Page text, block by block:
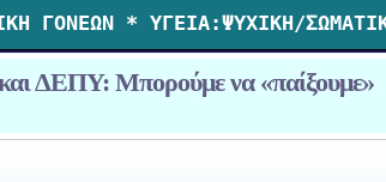
ΓΟΝΕΩΝ * ΥΓΕΙΑ:ΨΥΧΙΚΗ/
ΔΕΠΥ: Μπορούμε να «παίξουμε»